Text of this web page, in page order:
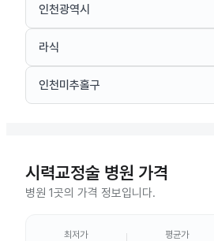
인천광역시
라식
인천미추홀구
시력교정술 병원 가격
병원 1곳의 가격 정보입니다.
최저가 평균가